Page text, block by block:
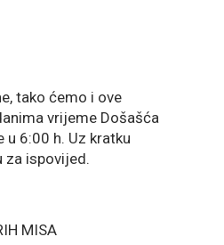
tako ćemo i ove
vrijeme Došašća
6:00 h. Uz kratku
za ispovijed.
MISA